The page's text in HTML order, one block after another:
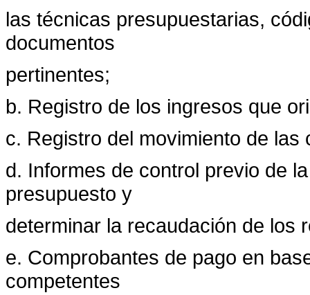
las técnicas presupuestarias,
documentos
pertinentes;
b. Registro de los ingresos que
c. Registro del movimiento de
d. Informes de control previo de
presupuesto y
determinar la recaudación de los
e. Comprobantes de pago en
competentes